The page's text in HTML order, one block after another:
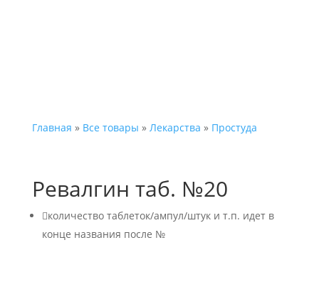
Главная » Все товары » Лекарства » Простуда
Ревалгин таб. №20
количество таблеток/ампул/штук и т.п. идет в
конце названия после №